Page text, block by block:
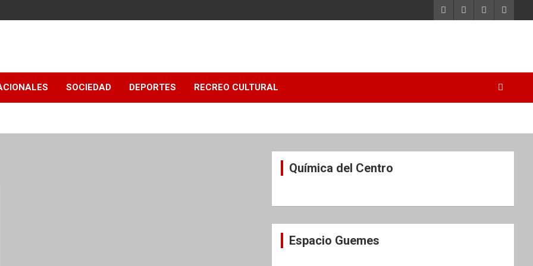
SOCIEDAD DEPORTES RECREO CULTURAL
Química del Centro
Espacio Guemes